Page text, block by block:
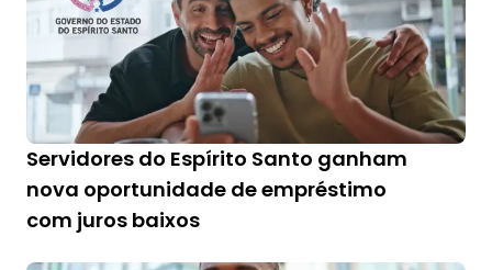
Servidores do Espírito Santo ganham
nova oportunidade de empréstimo
com juros baixos